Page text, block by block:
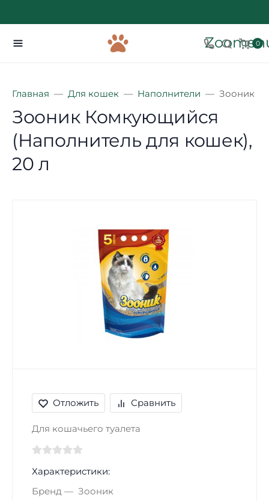
0
Главная Для кошек Наполнители Зооник
Зооник Комкующийся
(Наполнитель для кошек),
20 л
Отложить Сравнить
Для кошачьего туалета
Характеристики:
Бренд
Зооник